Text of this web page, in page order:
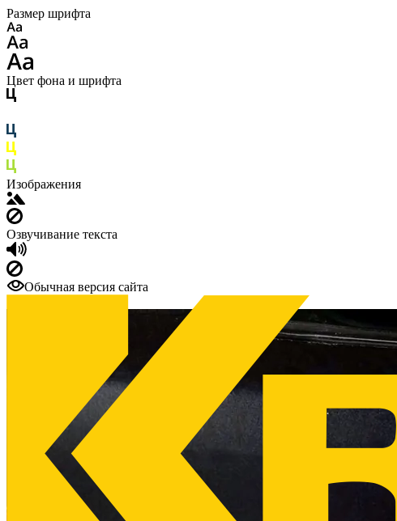
Размер шрифта
Цвет фона и шрифта
Изображения
Озвучивание текста
Обычная версия сайта